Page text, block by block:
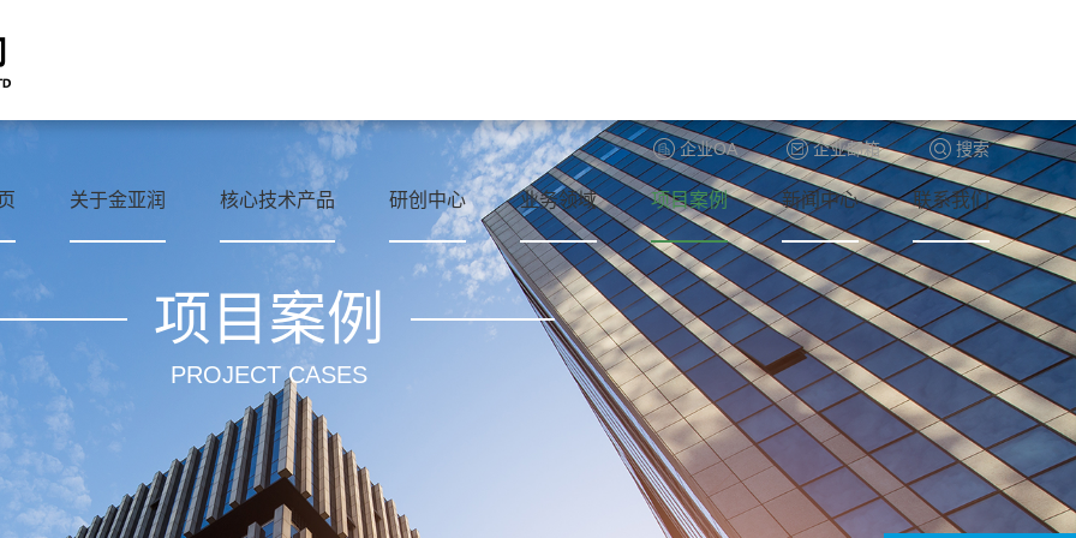
企业OA 企业邮箱 搜索
关于金亚润 核心技术产品 研创中心 业务领域 项目案例 新闻中心 联系我们
项目案例
PROJECT CASES